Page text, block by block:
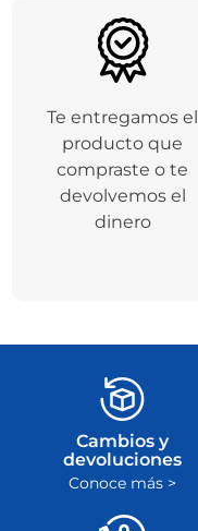
Te entregamos el
producto que
compraste o te
devolvemos el
dinero
Cambios y
devoluciones
Conoce más >